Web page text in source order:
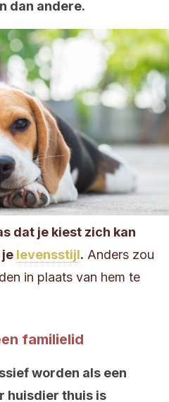
dan andere.
dat je kiest zich kan
je levensstijl. Anders zou
in plaats van hem te
familielid
worden als een
huisdier thuis is